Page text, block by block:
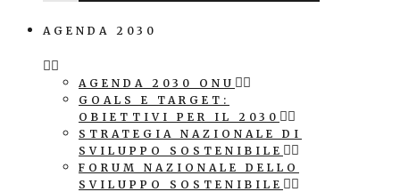
AGENDA 2030
AGENDA 2030 ONU
GOALS E TARGET:
OBIETTIVI PER IL 2030
STRATEGIA NAZIONALE DI
SVILUPPO SOSTENIBILE
FORUM NAZIONALE DELLO
SVILUPPO SOSTENIBILE